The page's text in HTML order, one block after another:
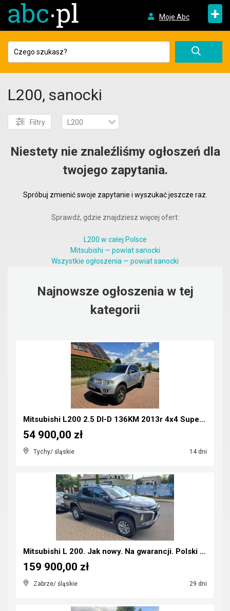
Moje Abc +
L200, sanocki
Filtry L200
Niestety nie znaleźliśmy ogłoszeń dla
twojego zapytania.
Spróbuj zmienić swoje zapytanie i wyszukać jeszcze raz.
Sprawdź, gdzie znajdziesz więcej ofert:
L200 w całej Polsce
Mitsubishi — powiat sanocki
Wszystkie ogłoszenia — powiat sanocki
Najnowsze ogłoszenia w tej
kategorii
Mitsubishi L200 2.5 DI-D 136KM 2013r 4x4 Super Sel...
Tychy/ śląskie 14 dni
54 900,00 zł
Mitsubishi L 200. Jak nowy. Na gwarancji. Polski s...
Zabrze/ śląskie 29 dni
159 900,00 zł